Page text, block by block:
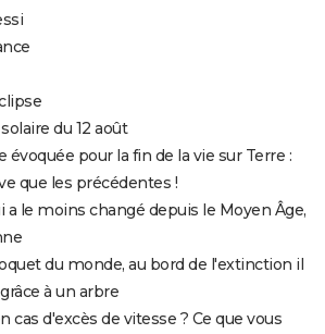
du 12 août
évoquée pour la fin de la vie sur Terre :
que les précédentes !
a le moins changé depuis le Moyen Âge,
du monde, au bord de l'extinction il
à un arbre
cas d'excès de vitesse ? Ce que vous